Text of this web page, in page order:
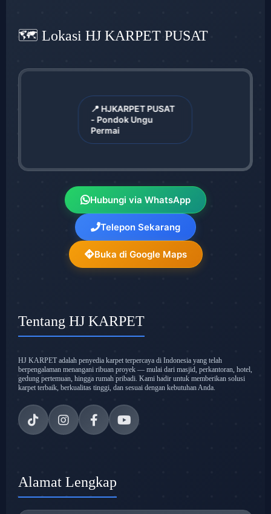
🗺️ Lokasi HJ KARPET PUSAT
📍 HJKARPET PUSAT
- Pondok Ungu
Permai
Hubungi via WhatsApp
Telepon Sekarang
Buka di Google Maps
Tentang HJ KARPET
HJ KARPET adalah penyedia karpet terpercaya di Indonesia yang telah
berpengalaman menangani ribuan proyek — mulai dari masjid, perkantoran, hotel,
gedung pertemuan, hingga rumah pribadi. Kami hadir untuk memberikan solusi
karpet terbaik, berkualitas tinggi, dan sesuai dengan kebutuhan Anda.
Alamat Lengkap